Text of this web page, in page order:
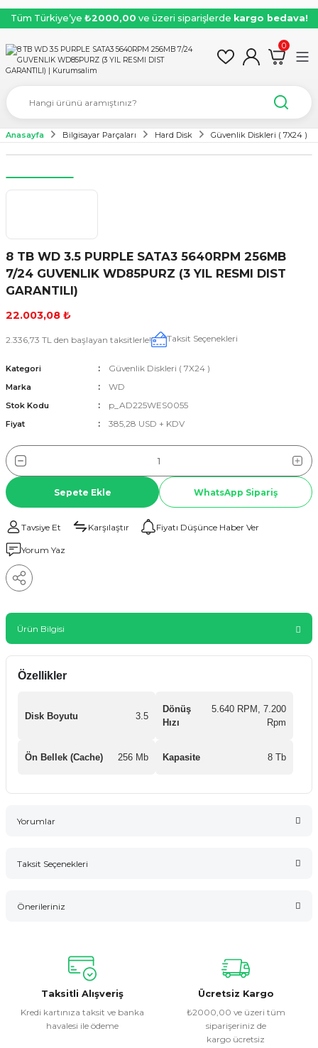
Tüm Türkiye’ye ₺2000,00 ve üzeri siparişlerde kargo bedava!
0
Anasayfa Bilgisayar Parçaları Hard Disk Güvenlik Diskleri ( 7X24 )
8 TB WD 3.5 PURPLE SATA3 5640RPM 256MB
7/24 GUVENLIK WD85PURZ (3 YIL RESMI DIST
GARANTILI)
22.003,08 ₺
2.336,73 TL den başlayan taksitlerle! Taksit Seçenekleri
Kategori Güvenlik Diskleri ( 7X24 )
Marka WD
Stok Kodu p_AD225WES0055
Fiyat 385,28 USD + KDV
Sepete Ekle WhatsApp Sipariş
Tavsiye Et Karşılaştır Fiyatı Düşünce Haber Ver
Yorum Yaz
Ürün Bilgisi
Özellikler
Disk Boyutu 3.5
Dönüş
Hızı
5.640 RPM, 7.200
Rpm
Ön Bellek (Cache) 256 Mb Kapasite 8 Tb
Yorumlar
Taksit Seçenekleri
Önerileriniz
konularda yetersiz gördüğünüz noktaları öneri formunu
kullanarak tarafımıza iletebilirsiniz.
Görüş ve önerileriniz için teşekkür ederiz.
Ürün resmi kalitesiz, bozuk veya görüntülenemiyor.
Taksitli Alışveriş
Kredi kartınıza taksit ve banka
havalesi ile ödeme
Ücretsiz Kargo
₺2000,00 ve üzeri tüm
siparişeriniz de
kargo ücretsiz